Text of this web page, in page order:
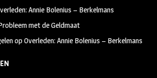
Annie Bolenius – Berkelmans
met de Geldmaat
opOverleden: Annie Bolenius – Berkelmans